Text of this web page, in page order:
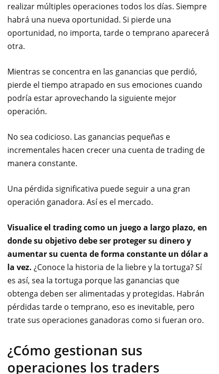
realizar múltiples operaciones todos los días. Siempre
habrá una nueva oportunidad. Si pierde una
oportunidad, no importa, tarde o temprano aparecerá
otra.
Mientras se concentra en las ganancias que perdió,
pierde el tiempo atrapado en sus emociones cuando
podría estar aprovechando la siguiente mejor
operación.
No sea codicioso. Las ganancias pequeñas e
incrementales hacen crecer una cuenta de trading de
manera constante.
Una pérdida significativa puede seguir a una gran
operación ganadora. Así es el mercado.
Visualice el trading como un juego a largo plazo, en
donde su objetivo debe ser proteger su dinero y
aumentar su cuenta de forma constante un dólar a
la vez. ¿Conoce la historia de la liebre y la tortuga? Sí
es así, sea la tortuga porque las ganancias que
obtenga deben ser alimentadas y protegidas. Habrán
pérdidas tarde o temprano, eso es inevitable, pero
trate sus operaciones ganadoras como si fueran oro.
¿Cómo gestionan sus
operaciones los traders